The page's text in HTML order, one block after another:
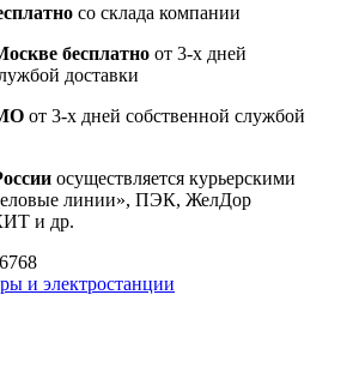
со склада компании
бесплатно от 3-х дней
доставки
от 3-х дней собственной службой
осуществляется курьерскими
линии», ПЭК, ЖелДор
и др.
и электростанции